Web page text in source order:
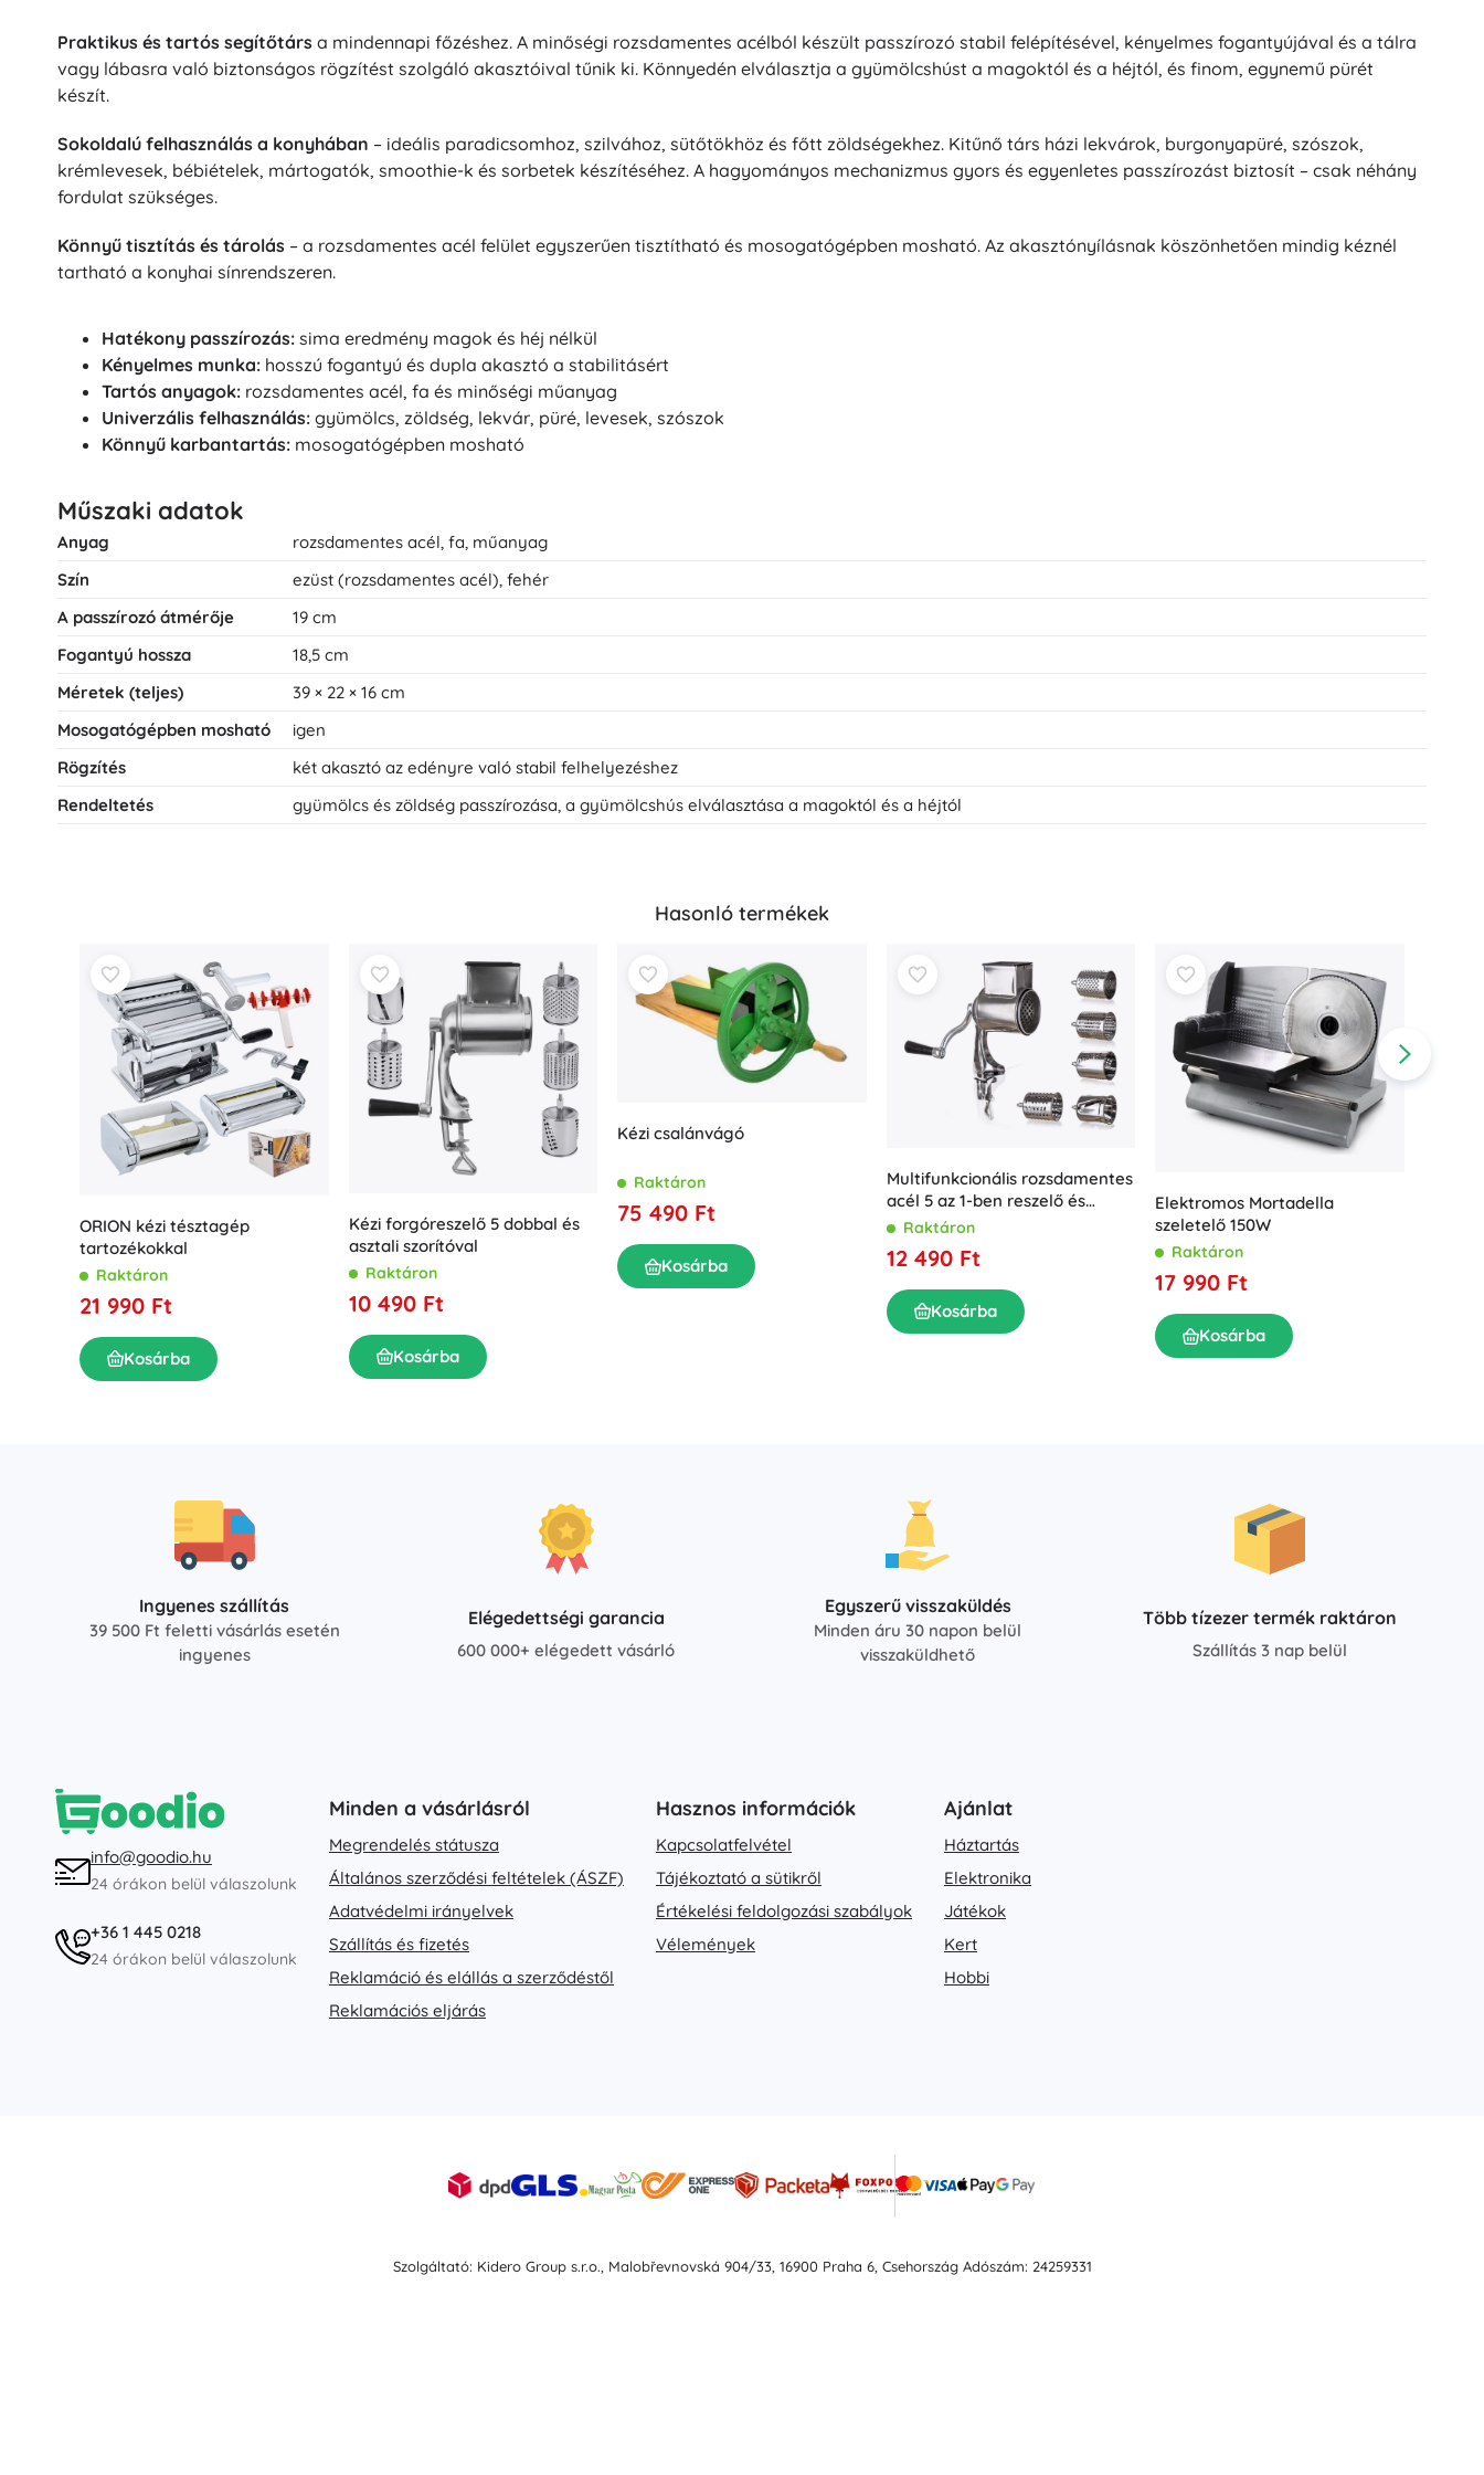
Praktikus és tartós segítőtárs a mindennapi főzéshez. A minőségi rozsdamentes acélból készült passzírozó stabil felépítésével, kényelmes fogantyújával és a tálra
vagy lábasra való biztonságos rögzítést szolgáló akasztóival tűnik ki. Könnyedén elválasztja a gyümölcshúst a magoktól és a héjtól, és finom, egynemű pürét
készít.
Sokoldalú felhasználás a konyhában – ideális paradicsomhoz, szilvához, sütőtökhöz és főtt zöldségekhez. Kitűnő társ házi lekvárok, burgonyapüré, szószok,
krémlevesek, bébiételek, mártogatók, smoothie-k és sorbetek készítéséhez. A hagyományos mechanizmus gyors és egyenletes passzírozást biztosít – csak néhány
fordulat szükséges.
Könnyű tisztítás és tárolás – a rozsdamentes acél felület egyszerűen tisztítható és mosogatógépben mosható. Az akasztónyílásnak köszönhetően mindig kéznél
tartható a konyhai sínrendszeren.
Hatékony passzírozás: sima eredmény magok és héj nélkül
Kényelmes munka: hosszú fogantyú és dupla akasztó a stabilitásért
Tartós anyagok: rozsdamentes acél, fa és minőségi műanyag
Univerzális felhasználás: gyümölcs, zöldség, lekvár, püré, levesek, szószok
Könnyű karbantartás: mosogatógépben mosható
Műszaki adatok
Anyag
rozsdamentes acél, fa, műanyag
Szín
ezüst (rozsdamentes acél), fehér
A passzírozó átmérője
19 cm
Fogantyú hossza
18,5 cm
Méretek (teljes)
39 × 22 × 16 cm
Mosogatógépben mosható
igen
Rögzítés
két akasztó az edényre való stabil felhelyezéshez
Rendeltetés
gyümölcs és zöldség passzírozása, a gyümölcshús elválasztása a magoktól és a héjtól
Hasonló termékek
ORION kézi tésztagép
tartozékokkal
Raktáron
21 990 Ft
Kosárba
Kézi forgóreszelő 5 dobbal és
asztali szorítóval
Raktáron
10 490 Ft
Kosárba
Kézi csalánvágó
Raktáron
75 490 Ft
Kosárba
Multifunkcionális rozsdamentes
acél 5 az 1-ben reszelő és
szeletelő kézi karral
Raktáron
12 490 Ft
Kosárba
Elektromos Mortadella
szeletelő 150W
Raktáron
17 990 Ft
Kosárba
Ingyenes szállítás
39 500 Ft feletti vásárlás esetén
ingyenes
Elégedettségi garancia
600 000+ elégedett vásárló
Egyszerű visszaküldés
Minden áru 30 napon belül
visszaküldhető
Több tízezer termék raktáron
Szállítás 3 nap belül
info@goodio.hu
24 órákon belül válaszolunk
+36 1 445 0218
24 órákon belül válaszolunk
Minden a vásárlásról
Megrendelés státusza
Általános szerződési feltételek (ÁSZF)
Adatvédelmi irányelvek
Szállítás és fizetés
Reklamáció és elállás a szerződéstől
Reklamációs eljárás
Hasznos információk
Kapcsolatfelvétel
Tájékoztató a sütikről
Értékelési feldolgozási szabályok
Vélemények
Ajánlat
Háztartás
Elektronika
Játékok
Kert
Hobbi
Szolgáltató: Kidero Group s.r.o., Malobřevnovská 904/33, 16900 Praha 6, Csehország Adószám: 24259331